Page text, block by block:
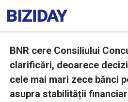
BNR cere Consiliului
clarificări, deoarece
cele mai mari zece bănci
asupra stabilității